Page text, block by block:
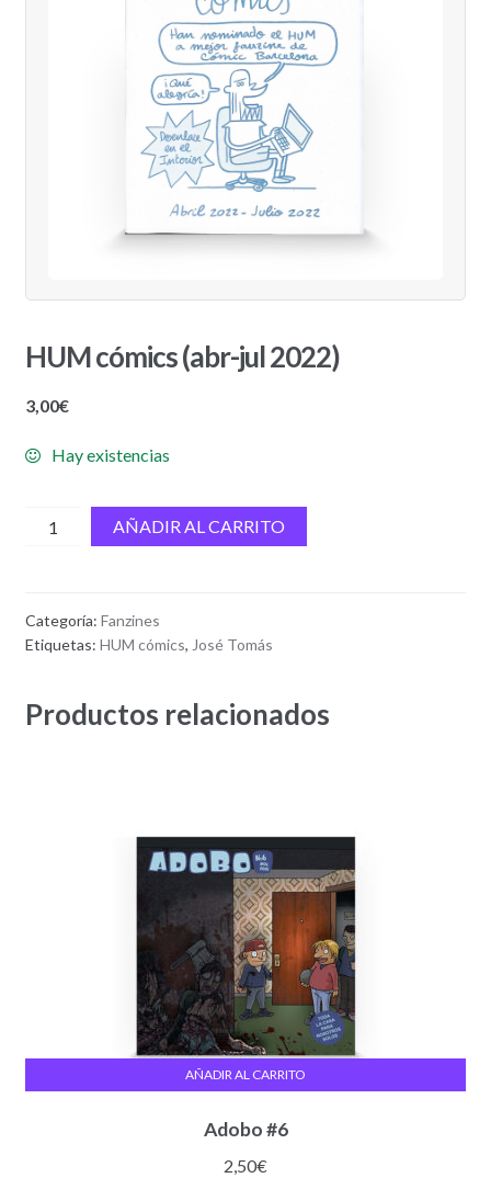
HUM cómics (abr-jul 2022)
3,00€
Hay existencias
HUM
2022)
cantidad
AÑADIR AL CARRITO
Categoría: Fanzines
Etiquetas: HUM cómics, José Tomás
Productos relacionados
Adobo #6
2,50€
AÑADIR AL CARRITO